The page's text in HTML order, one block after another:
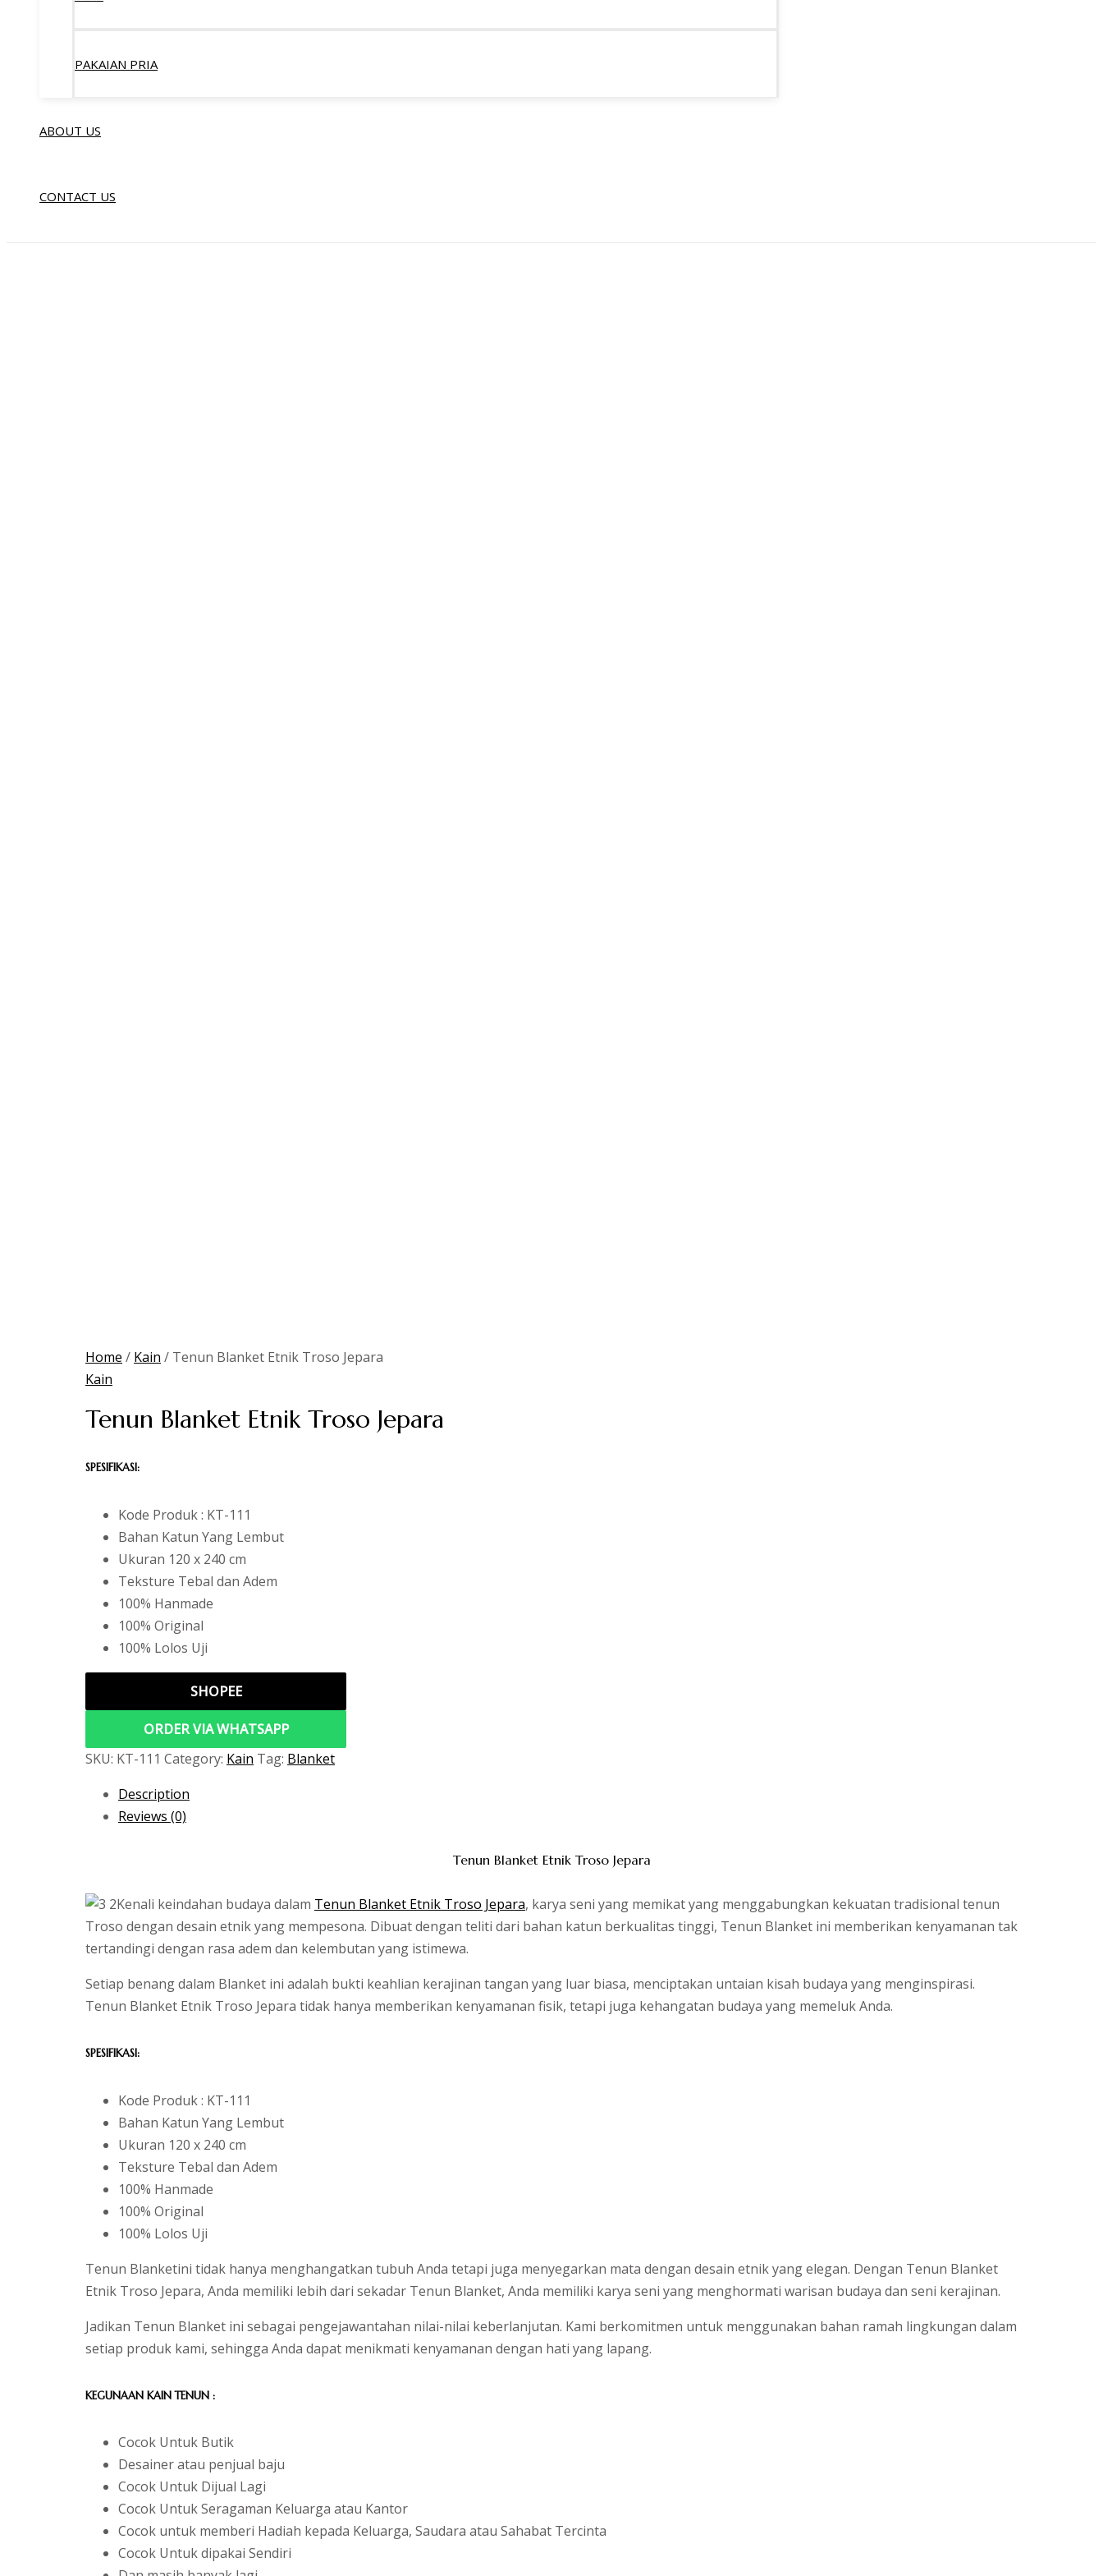
PAKAIAN PRIA
ABOUT US
CONTACT US
Home / Kain / Tenun Blanket Etnik Troso Jepara
Kain
Tenun Blanket Etnik Troso Jepara
SPESIFIKASI:
Kode Produk : KT-111
Bahan Katun Yang Lembut
Ukuran 120 x 240 cm
Teksture Tebal dan Adem
100% Hanmade
100% Original
100% Lolos Uji
SHOPEE
ORDER VIA WHATSAPP
SKU: KT-111 Category: Kain Tag: Blanket
Description
Reviews (0)
Tenun Blanket Etnik Troso Jepara
Kenali keindahan budaya dalam Tenun Blanket Etnik Troso Jepara, karya seni yang memikat yang menggabungkan kekuatan tradisional tenun
Troso dengan desain etnik yang mempesona. Dibuat dengan teliti dari bahan katun berkualitas tinggi, Tenun Blanket ini memberikan kenyamanan tak
tertandingi dengan rasa adem dan kelembutan yang istimewa.
Setiap benang dalam Blanket ini adalah bukti keahlian kerajinan tangan yang luar biasa, menciptakan untaian kisah budaya yang menginspirasi.
Tenun Blanket Etnik Troso Jepara tidak hanya memberikan kenyamanan fisik, tetapi juga kehangatan budaya yang memeluk Anda.
SPESIFIKASI:
Kode Produk : KT-111
Bahan Katun Yang Lembut
Ukuran 120 x 240 cm
Teksture Tebal dan Adem
100% Hanmade
100% Original
100% Lolos Uji
Tenun Blanketini tidak hanya menghangatkan tubuh Anda tetapi juga menyegarkan mata dengan desain etnik yang elegan. Dengan Tenun Blanket
Etnik Troso Jepara, Anda memiliki lebih dari sekadar Tenun Blanket, Anda memiliki karya seni yang menghormati warisan budaya dan seni kerajinan.
Jadikan Tenun Blanket ini sebagai pengejawantahan nilai-nilai keberlanjutan. Kami berkomitmen untuk menggunakan bahan ramah lingkungan dalam
setiap produk kami, sehingga Anda dapat menikmati kenyamanan dengan hati yang lapang.
KEGUNAAN KAIN TENUN :
Cocok Untuk Butik
Desainer atau penjual baju
Cocok Untuk Dijual Lagi
Cocok Untuk Seragaman Keluarga atau Kantor
Cocok untuk memberi Hadiah kepada Keluarga, Saudara atau Sahabat Tercinta
Cocok Untuk dipakai Sendiri